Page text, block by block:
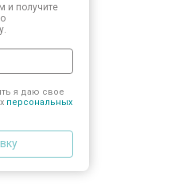
и получите
я даю свое
персональных